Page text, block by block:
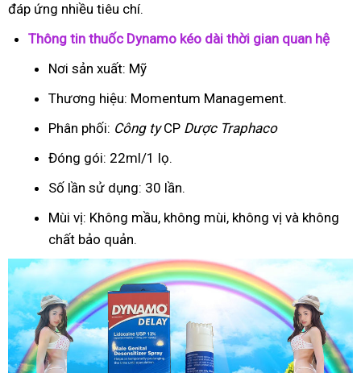
đáp ứng nhiều tiêu chí.
Thông tin thuốc Dynamo kéo dài thời gian quan hệ
Nơi sản xuất: Mỹ
Thương hiệu: Momentum Management.
Phân phối: Công tyCP Dược Traphaco
Đóng gói: 22ml/1 lọ.
Số lần sử dụng: 30 lần.
Mùi vị: Không mầu, không mùi, không vị và không
chất bảo quản.